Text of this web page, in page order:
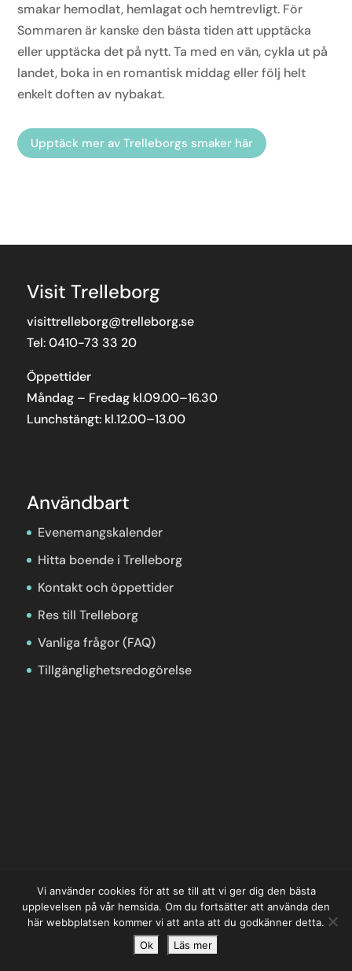
smakar hemodlat, hemlagat och hemtrevligt. För
Sommaren är kanske den bästa tiden att upptäcka
eller upptäcka det på nytt. Ta med en vän, cykla ut på
landet, boka in en romantisk middag eller följ helt
enkelt doften av nybakat.
Upptäck mer av Trelleborgs smaker här
Visit Trelleborg
visittrelleborg@trelleborg.se
Tel: 0410-73 33 20
Öppettider
Måndag – Fredag kl.09.00–16.30
Lunchstängt: kl.12.00–13.00
Användbart
Evenemangskalender
Hitta boende i Trelleborg
Kontakt och öppettider
Res till Trelleborg
Vanliga frågor (FAQ)
Tillgänglighetsredogörelse
Vi använder cookies för att se till att vi ger dig den bästa
upplevelsen på vår hemsida. Om du fortsätter att använda den
här webbplatsen kommer vi att anta att du godkänner detta.
Ok
Läs mer